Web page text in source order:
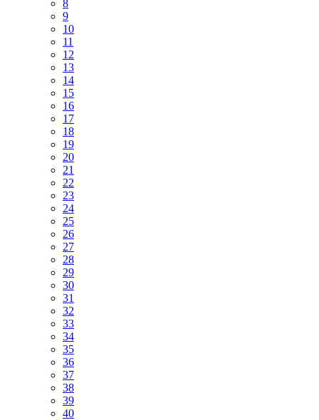
8
9
10
11
12
13
14
15
16
17
18
19
20
21
22
23
24
25
26
27
28
29
30
31
32
33
34
35
36
37
38
39
40